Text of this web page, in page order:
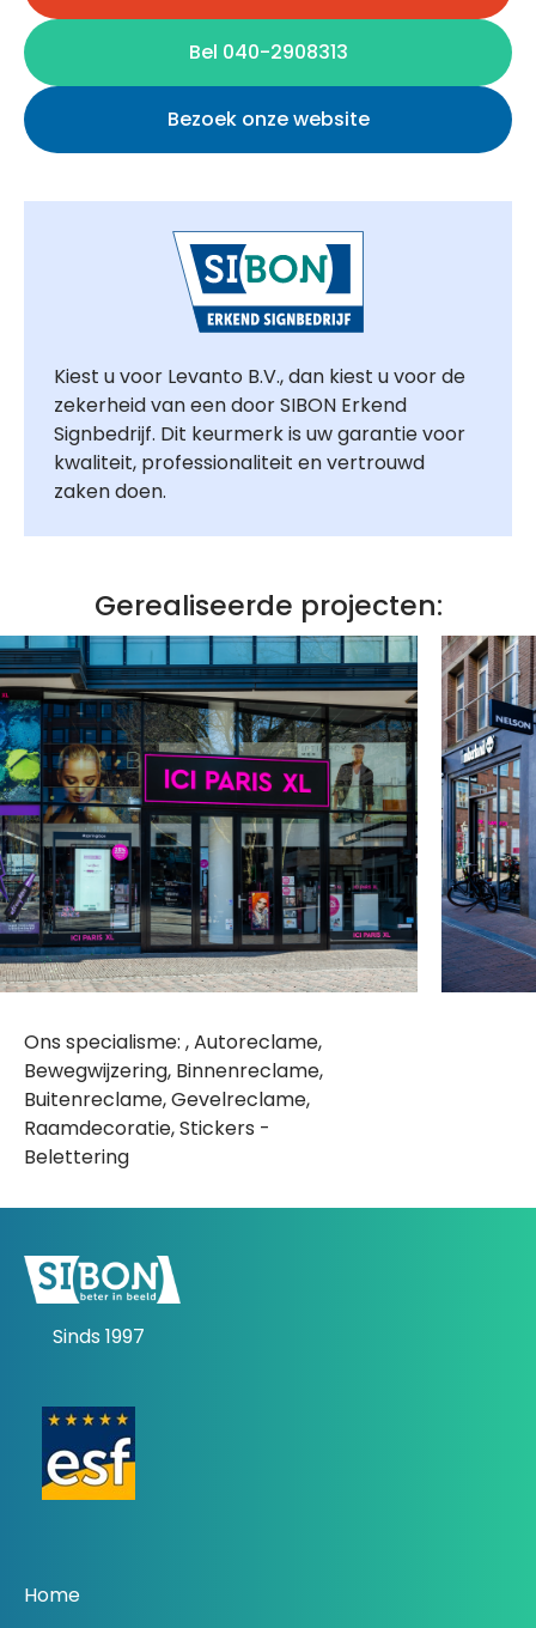
Bel 040-2908313
Bezoek onze website
Kiest u voor Levanto B.V., dan kiest u voor de
zekerheid van een door SIBON Erkend
Signbedrijf. Dit keurmerk is uw garantie voor
kwaliteit, professionaliteit en vertrouwd
zaken doen.
Gerealiseerde projecten:
Ons specialisme: , Autoreclame,
Bewegwijzering, Binnenreclame,
Buitenreclame, Gevelreclame,
Raamdecoratie, Stickers -
Belettering
Sinds 1997
Home